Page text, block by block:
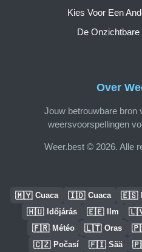
Over
Jouw betrouwbare bron
weersvoorspellingen
Weer.best © 2026. Alle
Kies Voor Een
De Onzichtbare
🇲🇾 Cuaca 🇮🇩 Cuaca 🇪🇸
🇭🇺 Időjárás 🇪🇪 Ilm
🇫🇷 Météo 🇱🇹 Oras
🇨🇿 Počasí 🇫🇮 Sää